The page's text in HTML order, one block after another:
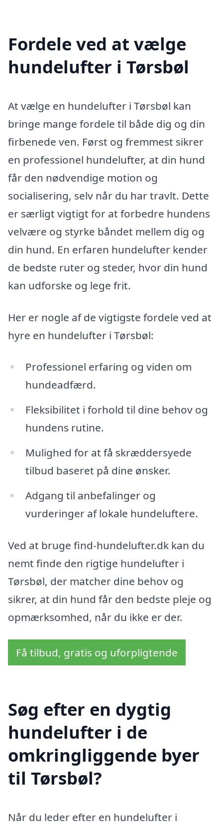
Fordele ved at vælge
hundelufter i Tørsbøl
At vælge en hundelufter i Tørsbøl kan
bringe mange fordele til både dig og din
firbenede ven. Først og fremmest sikrer
en professionel hundelufter, at din hund
får den nødvendige motion og
socialisering, selv når du har travlt. Dette
er særligt vigtigt for at forbedre hundens
velvære og styrke båndet mellem dig og
din hund. En erfaren hundelufter kender
de bedste ruter og steder, hvor din hund
kan udforske og lege frit.
Her er nogle af de vigtigste fordele ved at
hyre en hundelufter i Tørsbøl:
Professionel erfaring og viden om
hundeadfærd.
Fleksibilitet i forhold til dine behov og
hundens rutine.
Mulighed for at få skræddersyede
tilbud baseret på dine ønsker.
Adgang til anbefalinger og
vurderinger af lokale hundeluftere.
Ved at bruge find-hundelufter.dk kan du
nemt finde den rigtige hundelufter i
Tørsbøl, der matcher dine behov og
sikrer, at din hund får den bedste pleje og
opmærksomhed, når du ikke er der.
Få tilbud, gratis og uforpligtende
Søg efter en dygtig
hundelufter i de
omkringliggende byer
til Tørsbøl?
Når du leder efter en hundelufter i